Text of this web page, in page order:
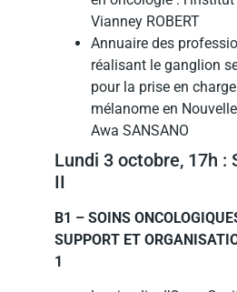
Vianney ROBERT
Annuaire des
réalisant le ganglion
pour la prise en
mélanome en
Awa SANSANO
Lundi 3 octobre, 17h :
II
B1 – SOINS
SUPPORT ET
1